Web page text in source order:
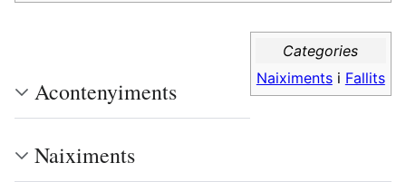
Categories
Naiximentsi Fallits
Acontenyiments
Naiximents